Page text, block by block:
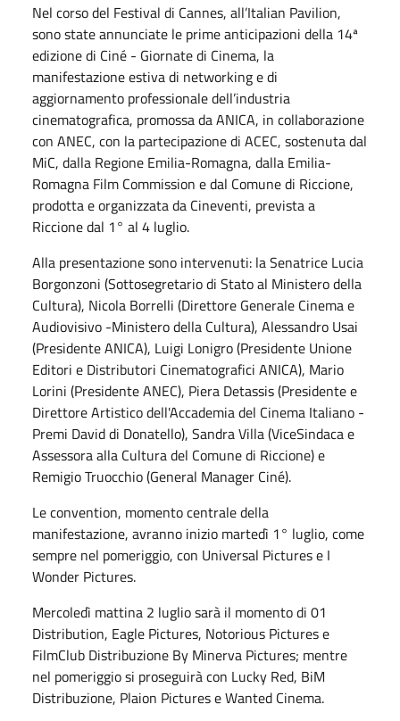
Nel corso del Festival di Cannes, all’Italian Pavilion,
sono state annunciate le prime anticipazioni della 14ª
edizione di Ciné - Giornate di Cinema, la
manifestazione estiva di networking e di
aggiornamento professionale dell’industria
cinematografica, promossa da ANICA, in collaborazione
con ANEC, con la partecipazione di ACEC, sostenuta dal
MiC, dalla Regione Emilia-Romagna, dalla Emilia-
Romagna Film Commission e dal Comune di Riccione,
prodotta e organizzata da Cineventi, prevista a
Riccione dal 1° al 4 luglio.
Alla presentazione sono intervenuti: la Senatrice Lucia
Borgonzoni (Sottosegretario di Stato al Ministero della
Cultura), Nicola Borrelli (Direttore Generale Cinema e
Audiovisivo -Ministero della Cultura), Alessandro Usai
(Presidente ANICA), Luigi Lonigro (Presidente Unione
Editori e Distributori Cinematografici ANICA), Mario
Lorini (Presidente ANEC), Piera Detassis (Presidente e
Direttore Artistico dell'Accademia del Cinema Italiano -
Premi David di Donatello), Sandra Villa (ViceSindaca e
Assessora alla Cultura del Comune di Riccione) e
Remigio Truocchio (General Manager Ciné).
Le convention, momento centrale della
manifestazione, avranno inizio martedì 1° luglio, come
sempre nel pomeriggio, con Universal Pictures e I
Wonder Pictures.
Mercoledì mattina 2 luglio sarà il momento di 01
Distribution, Eagle Pictures, Notorious Pictures e
FilmClub Distribuzione By Minerva Pictures; mentre
nel pomeriggio si proseguirà con Lucky Red, BiM
Distribuzione, Plaion Pictures e Wanted Cinema.